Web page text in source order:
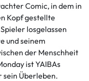
Comic, in dem in
Kopf gestellte
losgelassen
und seinem
der Menschheit
ist YAIBAs
sein Überleben.